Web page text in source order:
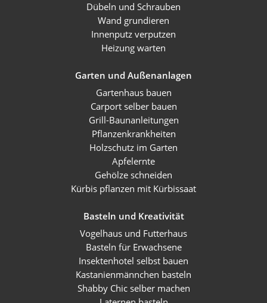
Dübeln und Schrauben
Wand grundieren
Innenputz verputzen
Heizung warten
Garten und Außenanlagen
Gartenhaus bauen
Carport selber bauen
Grill-Baunanleitungen
Pflanzenkrankheiten
Holzschutz im Garten
Apfelernte
Gehölze schneiden
Kürbis pflanzen mit Kürbissaat
Basteln und Kreativität
Vogelhaus und Futterhaus
Basteln für Erwachsene
Insektenhotel selbst bauen
Kastanienmännchen basteln
Shabby Chic selber machen